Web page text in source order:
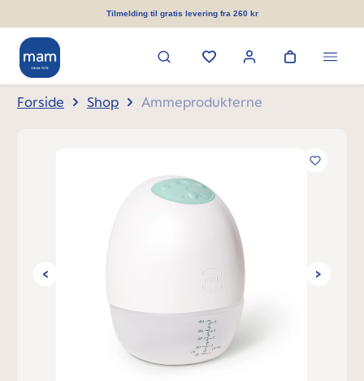
Tilmelding til gratis levering fra 260 kr
Forside Shop Ammeprodukterne